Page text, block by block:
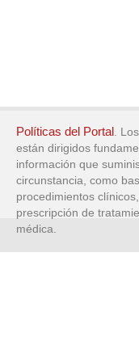
Políticas del Portal .
están dirigidos
información que
circunstancia, como
procedimientos
prescripción de
médica.